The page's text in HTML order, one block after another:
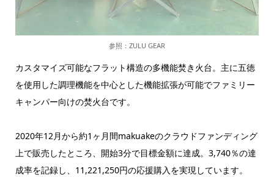
参照：ZULU GEAR
カスタマイズ可能なフラット構造の多機能焚き火台。主に五徳
を使用した調理機能を中心とした機能拡張が可能でファミリー
キャンパー向けの焚火台です。
2020年12月から約1ヶ月間makuakeのクラウドファンディング
上で販売したところ、開始3分で目標金額に達成。3,740％の達
成率を記録し、11,221,250円の応援購入を実現しています。